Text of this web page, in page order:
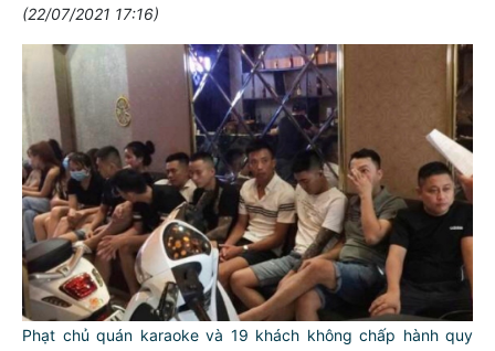
(22/07/2021 17:16)
Phạt chủ quán karaoke và 19 khách không chấp hành quy